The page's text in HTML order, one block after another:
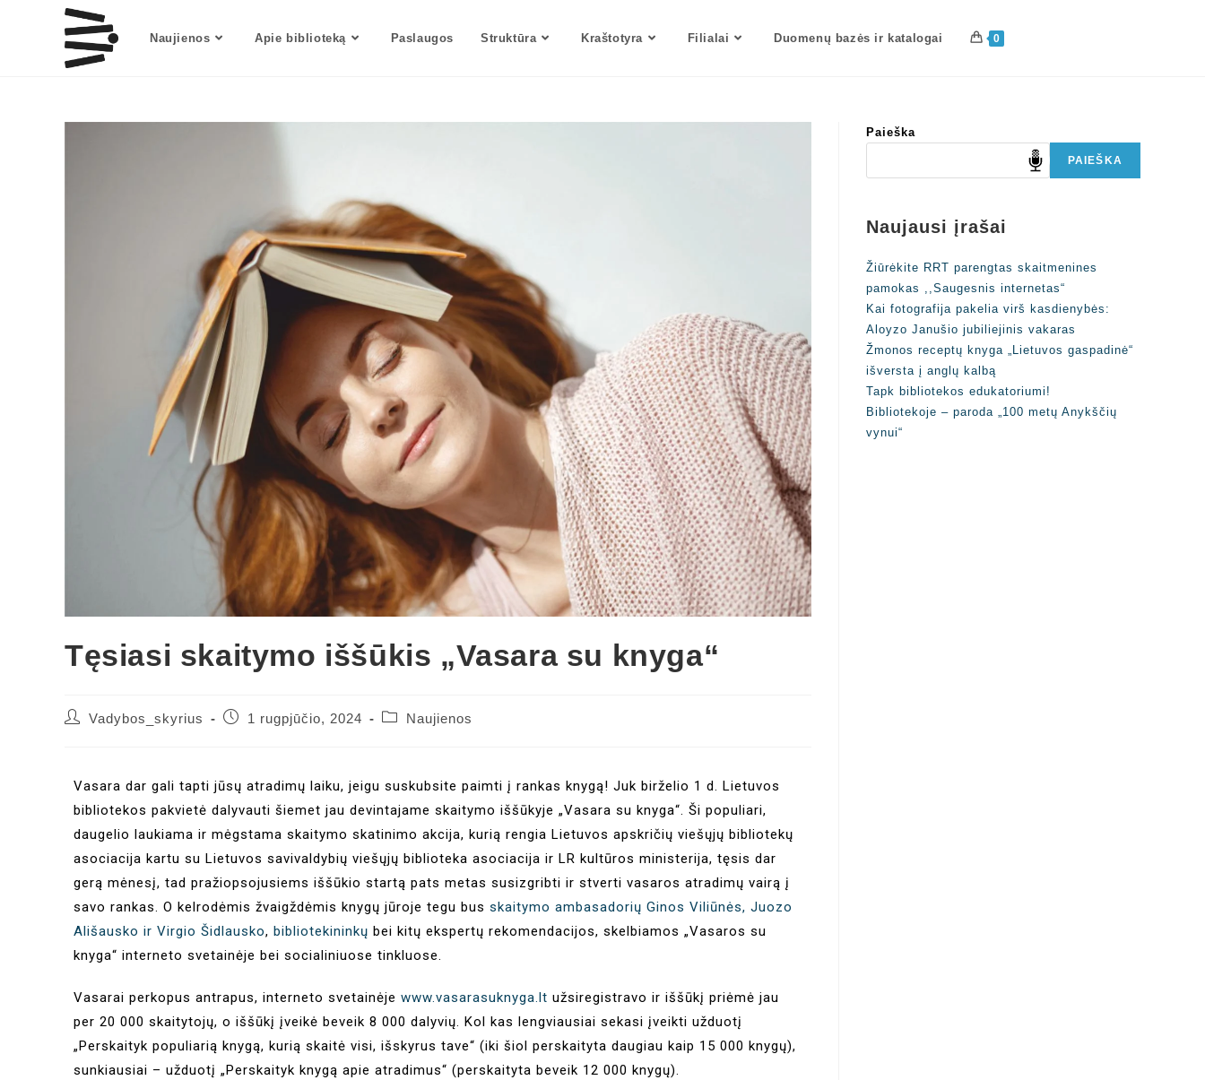
Naujienos Apie biblioteką Paslaugos Struktūra Kraštotyra Filialai Duomenų bazės ir katalogai 0
Tęsiasi skaitymo iššūkis „Vasara su knyga“
Vadybos_skyrius 1 rugpjūčio, 2024 Naujienos
Vasara dar gali tapti jūsų atradimų laiku, jeigu suskubsite paimti į rankas knygą! Juk birželio 1 d. Lietuvos
bibliotekos pakvietė dalyvauti šiemet jau devintajame skaitymo iššūkyje „Vasara su knyga“. Ši populiari,
daugelio laukiama ir mėgstama skaitymo skatinimo akcija, kurią rengia Lietuvos apskričių viešųjų bibliotekų
asociacija kartu su Lietuvos savivaldybių viešųjų biblioteka asociacija ir LR kultūros ministerija, tęsis dar
gerą mėnesį, tad pražiopsojusiems iššūkio startą pats metas susizgribti ir stverti vasaros atradimų vairą į
savo rankas. O kelrodėmis žvaigždėmis knygų jūroje tegu bus skaitymo ambasadorių Ginos Viliūnės, Juozo
Ališausko ir Virgio Šidlausko, bibliotekininkų bei kitų ekspertų rekomendacijos, skelbiamos „Vasaros su
knyga“ interneto svetainėje bei socialiniuose tinkluose.
Vasarai perkopus antrapus, interneto svetainėje www.vasarasuknyga.lt užsiregistravo ir iššūkį priėmė jau
per 20 000 skaitytojų, o iššūkį įveikė beveik 8 000 dalyvių. Kol kas lengviausiai sekasi įveikti užduotį
„Perskaityk populiarią knygą, kurią skaitė visi, išskyrus tave“ (iki šiol perskaityta daugiau kaip 15 000 knygų),
sunkiausiai – užduotį „Perskaityk knygą apie atradimus“ (perskaityta beveik 12 000 knygų).
Paieška
PAIEŠKA
Naujausi įrašai
Žiūrėkite RRT parengtas skaitmenines
pamokas ,,Saugesnis internetas“
Kai fotografija pakelia virš kasdienybės:
Aloyzo Janušio jubiliejinis vakaras
Žmonos receptų knyga „Lietuvos gaspadinė“
išversta į anglų kalbą
Tapk bibliotekos edukatoriumi!
Bibliotekoje – paroda „100 metų Anykščių
vynui“